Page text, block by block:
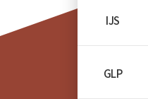
IJS
GLP